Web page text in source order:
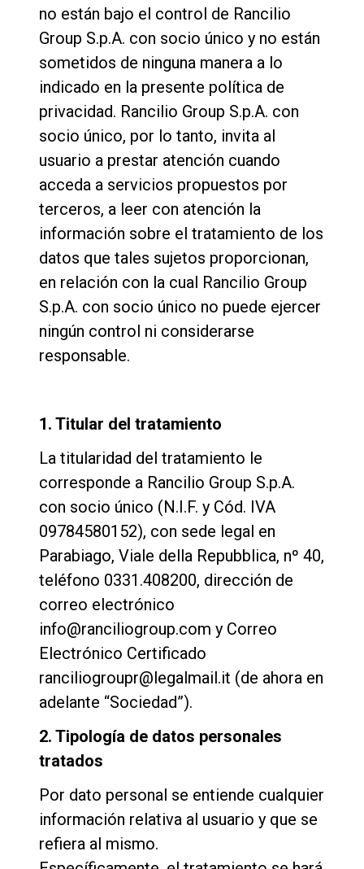
no están bajo el control de Rancilio
Group S.p.A. con socio único y no están
sometidos de ninguna manera a lo
indicado en la presente política de
privacidad. Rancilio Group S.p.A. con
socio único, por lo tanto, invita al
usuario a prestar atención cuando
acceda a servicios propuestos por
terceros, a leer con atención la
información sobre el tratamiento de los
datos que tales sujetos proporcionan,
en relación con la cual Rancilio Group
S.p.A. con socio único no puede ejercer
ningún control ni considerarse
responsable.
1. Titular del tratamiento
La titularidad del tratamiento le
corresponde a Rancilio Group S.p.A.
con socio único (N.I.F. y Cód. IVA
09784580152), con sede legal en
Parabiago, Viale della Repubblica, nº 40,
teléfono 0331.408200, dirección de
correo electrónico
info@ranciliogroup.com y Correo
Electrónico Certificado
ranciliogroupr@legalmail.it (de ahora en
adelante “Sociedad”).
2. Tipología de datos personales
tratados
Por dato personal se entiende cualquier
información relativa al usuario y que se
refiera al mismo.